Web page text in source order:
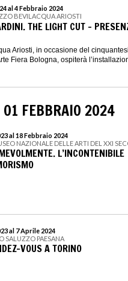
al 4 Febbraio 2024
BEVILACQUA ARIOSTI
THE LIGHT CUT –
Ariosti, in occasione del
Fiera Bologna, ospiterà
01 FEBBRAIO 2024
al 18 Febbraio 2024
NAZIONALE DELLE ARTI DEL XXI
L’INCONTENIBILE
al 7 Aprile 2024
SALUZZO PAESANA
VOUS A TORINO